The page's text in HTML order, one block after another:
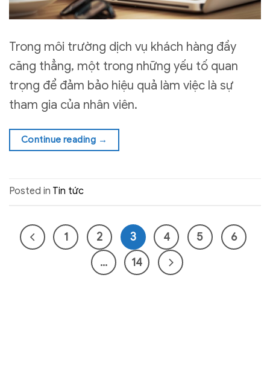
Trong môi trường dịch vụ khách hàng đầy
căng thẳng, một trong những yếu tố quan
trọng để đảm bảo hiệu quả làm việc là sự
tham gia của nhân viên.
Continue reading →
Posted in Tin tức
1 2 3 4 5
6
…
14